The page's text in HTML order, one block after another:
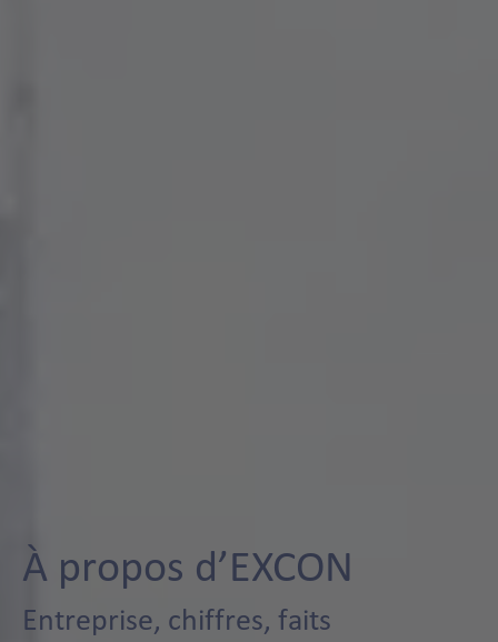
À propos d’EXCON
Entreprise, chiffres, faits